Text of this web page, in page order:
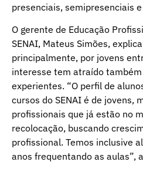
presenciais, semipresenciais
O gerente de Educação
SENAI, Mateus Simões,
principalmente, por jovens
interesse tem atraído
experientes. “O perfil de
cursos do SENAI é de jovens,
profissionais que já estão no
recolocação, buscando
profissional. Temos inclusive
anos frequentando as aulas”,